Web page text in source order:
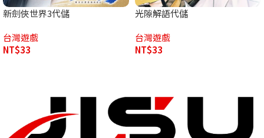
新劍俠世界3代儲
台灣遊戲
NT$33
光隙解語代儲
台灣遊戲
NT$33